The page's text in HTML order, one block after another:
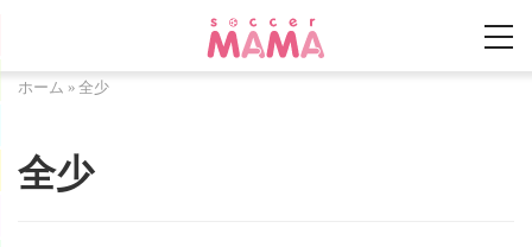
ホーム » 全少
全少